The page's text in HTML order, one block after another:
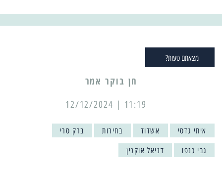
מצאתם טעות?
11:19 | 12/12/2024
איתי גדסי אשדוד בחירות ברק סרי
גבי כנפו דניאל אוקנין